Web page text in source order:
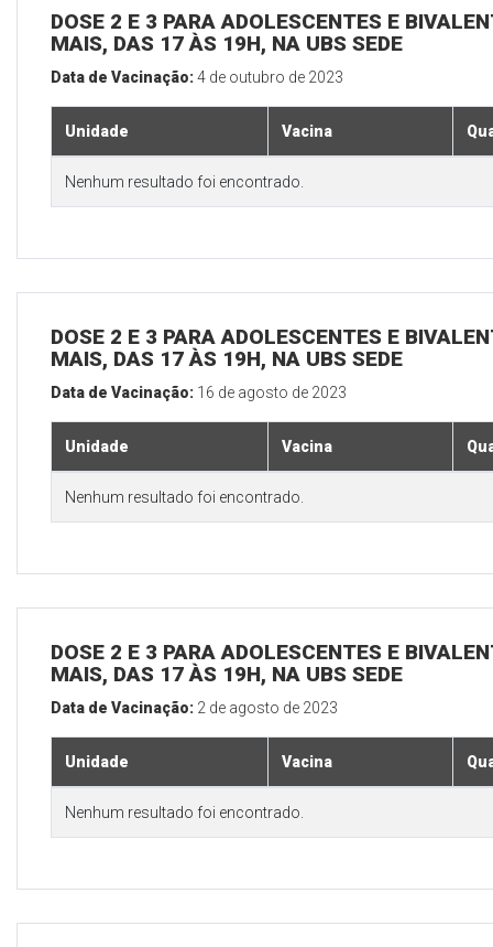
DOSE 2 E 3 PARA ADOLESCENTES E
MAIS, DAS 17 ÀS 19H, NA UBS SEDE
Data de Vacinação:4 de outubro de 2023
Unidade Vacina
Nenhum resultado foi encontrado.
DOSE 2 E 3 PARA ADOLESCENTES E
MAIS, DAS 17 ÀS 19H, NA UBS SEDE
Data de Vacinação: 16 de agosto de 2023
Unidade Vacina
Nenhum resultado foi encontrado.
DOSE 2 E 3 PARA ADOLESCENTES E
MAIS, DAS 17 ÀS 19H, NA UBS SEDE
Data de Vacinação: 2 de agosto de 2023
Unidade Vacina
Nenhum resultado foi encontrado.